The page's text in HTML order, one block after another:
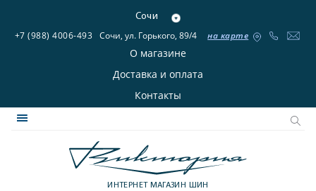
Сочи
+7 (988) 4006-493 Сочи, ул. Горького, 89/4 на карте
О магазине
Доставка и оплата
Контакты
ИНТЕРНЕТ МАГАЗИН ШИН